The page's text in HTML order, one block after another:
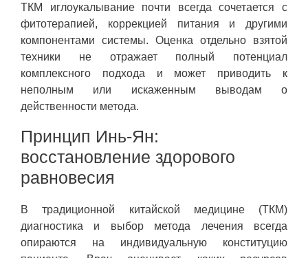
ТКМ иглоукалывание почти всегда сочетается с
фитотерапией, коррекцией питания и другими
компонентами системы. Оценка отдельно взятой
техники не отражает полный потенциал
комплексного подхода и может приводить к
неполным или искаженным выводам о
действенности метода.
Принцип Инь-Ян:
восстановление здорового
равновесия
В традиционной китайской медицине (ТКМ)
диагностика и выбор метода лечения всегда
опираются на индивидуальную конституцию